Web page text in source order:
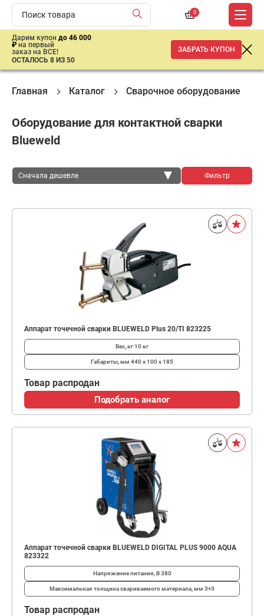
0
Дарим купон до 46 000
₽ на первый
заказ на ВСЕ!
ОСТАЛОСЬ 8 ИЗ 50
ЗАБРАТЬ КУПОН
Главная Каталог Сварочное оборудование
Оборудование для контактной сварки
Blueweld
Сначала дешевле Фильтр
Аппарат точечной сварки BLUEWELD Plus 20/TI 823225
Вес, кг10 кг
Габариты, мм 440 x 100 x 185
Товар распродан
Подобрать аналог
Аппарат точечной сварки BLUEWELD DIGITAL PLUS 9000 AQUA
823322
Напряжение питания, В380
Максимальная толщина свариваемого материала, мм 3+3
Товар распродан